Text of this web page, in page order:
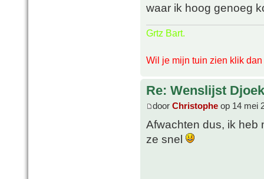
waar ik hoog genoeg
Grtz Bart.
Wil je mijn tuin zien klik dan
Re: Wenslijst
door Christophe op 14 mei
Afwachten dus, ik heb
ze snel